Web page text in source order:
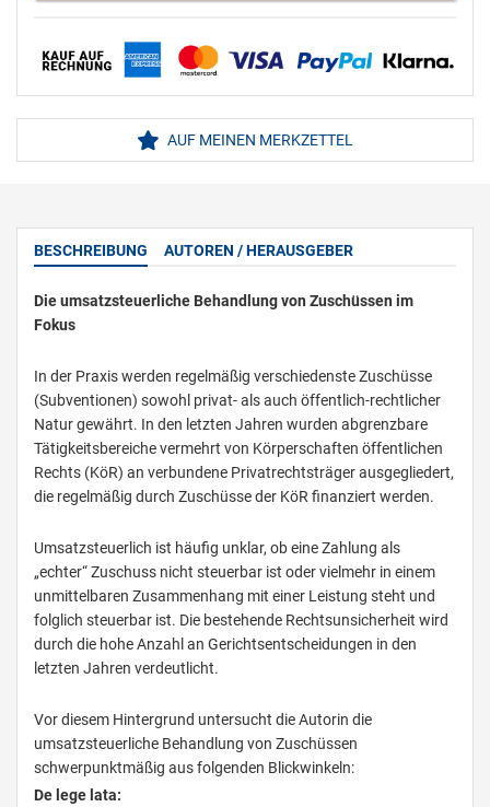
AUF MEINEN MERKZETTEL
BESCHREIBUNG AUTOREN / HERAUSGEBER
Die umsatzsteuerliche Behandlung von Zuschüssen im
Fokus
In der Praxis werden regelmäßig verschiedenste Zuschüsse
(Subventionen) sowohl privat- als auch öffentlich-rechtlicher
Natur gewährt. In den letzten Jahren wurden abgrenzbare
Tätigkeitsbereiche vermehrt von Körperschaften öffentlichen
Rechts (KöR) an verbundene Privatrechtsträger ausgegliedert,
die regelmäßig durch Zuschüsse der KöR finanziert werden.
Umsatzsteuerlich ist häufig unklar, ob eine Zahlung als
„echter“ Zuschuss nicht steuerbar ist oder vielmehr in einem
unmittelbaren Zusammenhang mit einer Leistung steht und
folglich steuerbar ist. Die bestehende Rechtsunsicherheit wird
durch die hohe Anzahl an Gerichtsentscheidungen in den
letzten Jahren verdeutlicht.
Vor diesem Hintergrund untersucht die Autorin die
umsatzsteuerliche Behandlung von Zuschüssen
schwerpunktmäßig aus folgenden Blickwinkeln:
De lege lata: